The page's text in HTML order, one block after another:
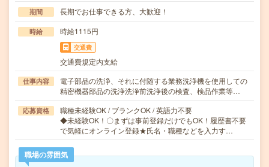
期間 長期でお仕事できる方、大歓迎！
時給 時給1115円
交通費
交通費規定内支給
仕事内容
電子部品の洗浄、それに付随する業務洗浄機を使用しての
精密機器部品の洗浄洗浄前洗浄後の検査、検品作業等…
応募資格
職種未経験OK / ブランクOK / 英語力不要
◆未経験OK！〇まずは事前登録だけでもOK！履歴書不要
で気軽にオンライン登録★氏名・職種などを入力す…
職場の雰囲気